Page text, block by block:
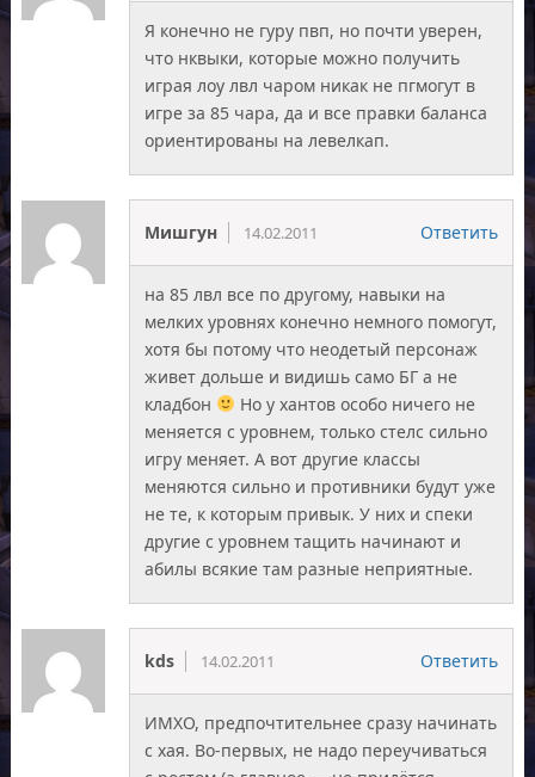
Я конечно не гуру пвп, но почти уверен,
что нквыки, которые можно получить
играя лоу лвл чаром никак не пгмогут в
игре за 85 чара, да и все правки баланса
ориентированы на левелкап.
Мишгун 14.02.2011 Ответить
на 85 лвл все по другому, навыки на
мелких уровнях конечно немного помогут,
хотя бы потому что неодетый персонаж
живет дольше и видишь само БГ а не
кладбон
Но у хантов особо ничего не
меняется с уровнем, только стелс сильно
игру меняет. А вот другие классы
меняются сильно и противники будут уже
не те, к которым привык. У них и спеки
другие с уровнем тащить начинают и
абилы всякие там разные неприятные.
kds 14.02.2011 Ответить
ИМХО, предпочтительнее сразу начинать
с хая. Во-первых, не надо переучиваться